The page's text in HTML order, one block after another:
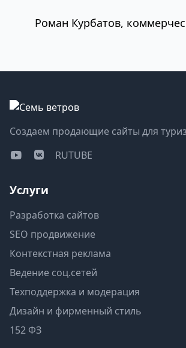
Роман Курбатов,
Создаем продающие сайты для
RUTUBE
Услуги
Разработка сайтов
SEO продвижение
Контекстная реклама
Ведение соц.сетей
Техподдержка и модерация
Дизайн и фирменный стиль
152 ФЗ